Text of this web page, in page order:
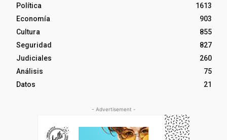
Política
1613
Economía
903
Cultura
855
Seguridad
827
Judiciales
260
Análisis
75
Datos
21
- Advertisement -